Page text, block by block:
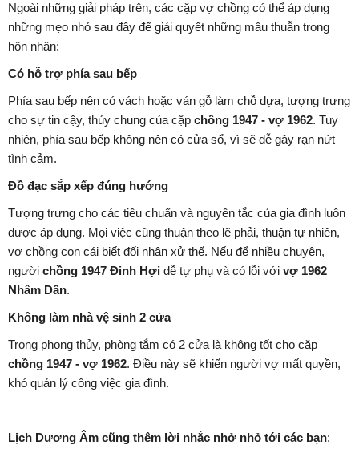
Ngoài những giải pháp trên, các cặp vợ chồng có thể áp dụng
những mẹo nhỏ sau đây để giải quyết những mâu thuẫn trong
hôn nhân:
Có hỗ trợ phía sau bếp
Phía sau bếp nên có vách hoặc ván gỗ làm chỗ dựa, tượng trưng
cho sự tin cậy, thủy chung của cặp chồng 1947 - vợ 1962. Tuy
nhiên, phía sau bếp không nên có cửa sổ, vì sẽ dễ gây rạn nứt
tình cảm.
Đồ đạc sắp xếp đúng hướng
Tượng trưng cho các tiêu chuẩn và nguyên tắc của gia đình luôn
được áp dụng. Mọi việc cũng thuận theo lẽ phải, thuận tự nhiên,
vợ chồng con cái biết đối nhân xử thế. Nếu để nhiều chuyện,
người chồng 1947 Đinh Hợi dễ tự phụ và có lỗi với vợ 1962
Nhâm Dần.
Không làm nhà vệ sinh 2 cửa
Trong phong thủy, phòng tắm có 2 cửa là không tốt cho cặp
chồng 1947 - vợ 1962. Điều này sẽ khiến người vợ mất quyền,
khó quản lý công việc gia đình.
Lịch Dương Âm cũng thêm lời nhắc nhở nhỏ tới các bạn: